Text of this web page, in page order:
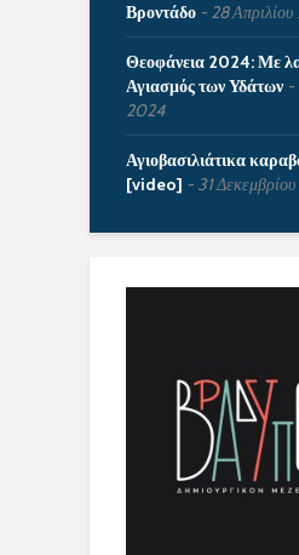
Βροντάδο
28
Θεοφάνεια 2024: Με
Αγιασμός των Υδάτων
2024
Αγιοβασιλιάτικα
[video]
31